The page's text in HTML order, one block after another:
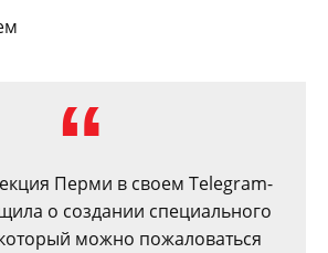
Перми в своем Telegram-
о создании специального
можно пожаловаться